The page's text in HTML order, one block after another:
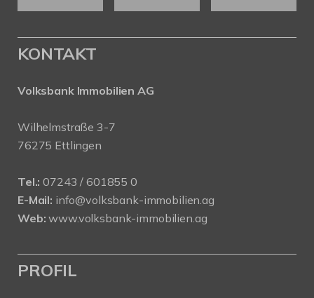
KONTAKT
Volksbank Immobilien AG
Wilhelmstraße 3-7
76275 Ettlingen
Tel.: 07243 / 601855 0
E-Mail: info@volksbank-immobilien.ag
Web: www.volksbank-immobilien.ag
PROFIL